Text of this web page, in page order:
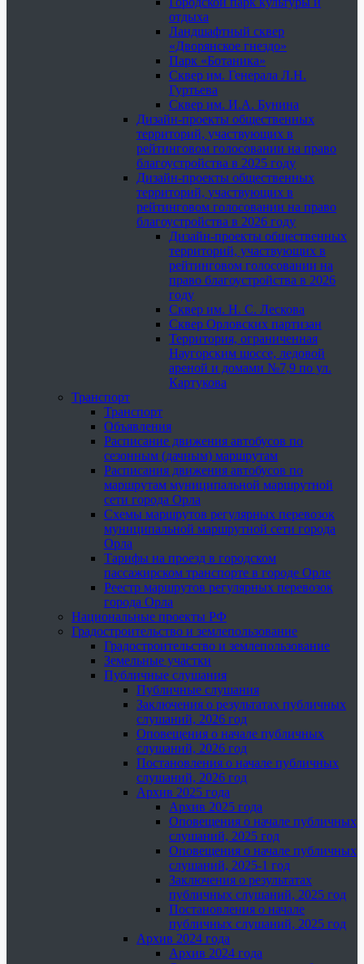
отдыха
Ландшафтный сквер
«Дворянское гнездо»
Парк «Ботаника»
Сквер им. Генерала Л.Н.
Гуртьева
Сквер им. И.А. Бунина
Дизайн-проекты общественных
территорий, участвующих в
рейтинговом голосовании на право
благоустройства в 2025 году
Дизайн-проекты общественных
территорий, участвующих в
рейтинговом голосовании на право
благоустройства в 2026 году
Дизайн-проекты общественных
территорий, участвующих в
рейтинговом голосовании на
право благоустройства в 2026
году
Сквер им. Н. С. Лескова
Сквер Орловских партизан
Территория, ограниченная
Наугорским шоссе, ледовой
ареной и домами №7,9 по ул.
Картукова
Транспорт
Транспорт
Объявления
Расписание движения автобусов по
сезонным (дачным) маршрутам
Расписания движения автобусов по
маршрутам муниципальной маршрутной
сети города Орла
Схемы маршрутов регулярных перевозок
муниципальной маршрутной сети города
Орла
Тарифы на проезд в городском
пассажирском транспорте в городе Орле
Реестр маршрутов регулярных перевозок
города Орла
Национальные проекты РФ
Градостроительство и землепользование
Градостроительство и землепользование
Земельные участки
Публичные слушания
Публичные слушания
Заключения о результатах публичных
слушаний, 2026 год
Оповещения о начале публичных
слушаний, 2026 год
Постановления о начале публичных
слушаний, 2026 год
Архив 2025 года
Архив 2025 года
Оповещения о начале публичных
слушаний, 2025 год
Оповещения о начале публичных
слушаний, 2025-1 год
Заключения о результатах
публичных слушаний, 2025 год
Постановления о начале
публичных слушаний, 2025 год
Архив 2024 года
Архив 2024 года